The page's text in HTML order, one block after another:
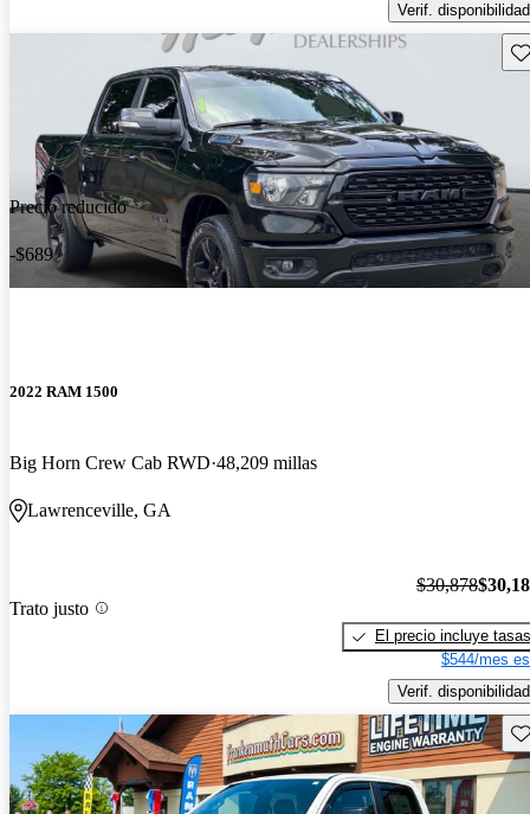
Verif. disponibilidad
Precio reducido
-$689
2022 RAM 1500
Big Horn Crew Cab RWD 48,209 millas
Lawrenceville, GA
Trato justo
$30,878
El precio incluye tasas
$544/mes
Verif. disponibilidad